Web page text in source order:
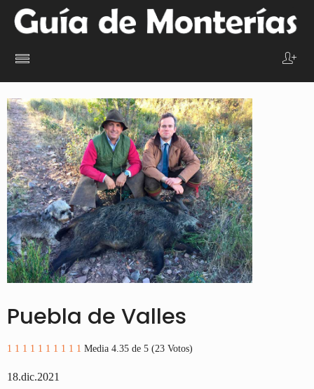
Puebla de Valles
1 1 1 1 1 1 1 1 1 1 Media 4.35 de 5 (23 Votos)
18.dic.2021